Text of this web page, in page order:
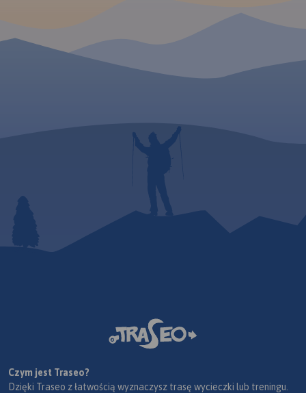
Czym jest Traseo?
Dzięki Traseo z łatwością wyznaczysz trasę wycieczki lub treningu.